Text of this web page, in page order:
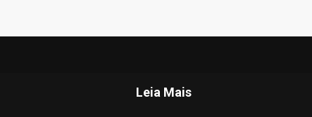
Leia Mais